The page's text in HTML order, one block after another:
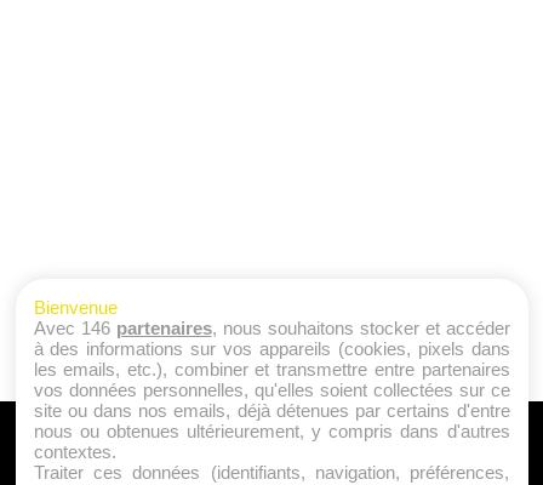
A PROPOS
Qui sommes nous ?
Bienvenue
Avec 146 partenaires, nous souhaitons stocker et accéder
à des informations sur vos appareils (cookies, pixels dans
les emails, etc.), combiner et transmettre entre partenaires
vos données personnelles, qu'elles soient collectées sur ce
site ou dans nos emails, déjà détenues par certains d'entre
nous ou obtenues ultérieurement, y compris dans d'autres
contextes.
Traiter ces données (identifiants, navigation, préférences,